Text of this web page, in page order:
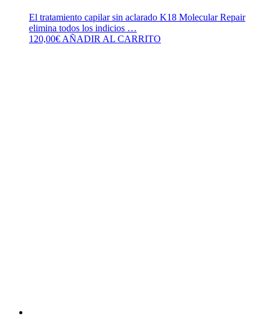
El tratamiento capilar sin aclarado K18 Molecular Repair
elimina todos los indicios …
120,00€ AÑADIR AL CARRITO